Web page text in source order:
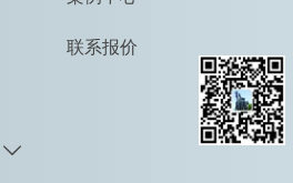

联系报价